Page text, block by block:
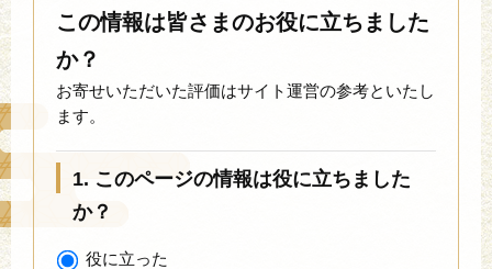
この情報は皆さまのお役に立ちました
か？
お寄せいただいた評価はサイト運営の参考といたし
ます。
1. このページの情報は役に立ちました
か？
役に立った